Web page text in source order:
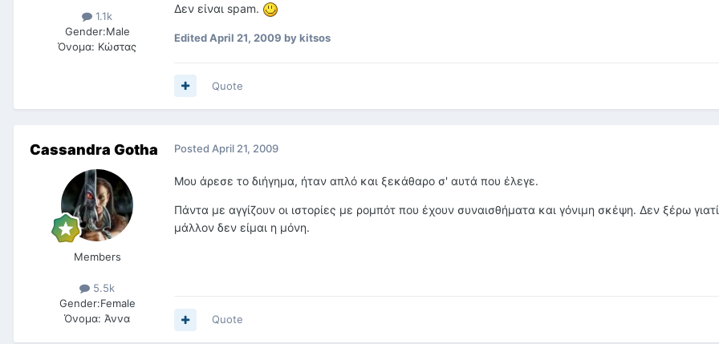
1.1k
Gender:Male
Όνομα: Κώστας
Δεν είναι spam.
EditedApril 21, 2009 by kitsos
Quote
Cassandra Gotha
Members
5.5k
Gender:Female
Όνομα: Άννα
Posted April 21, 2009
Μου άρεσε το διήγημα, ήταν απλό και ξεκάθαρο σ' αυτά που έλεγε.
Πάντα με αγγίζουν οι ιστορίες με ρομπότ που έχουν συναισθήματα και γόνιμη σκέψη. Δεν ξέρω
μάλλον δεν είμαι η μόνη.
Quote